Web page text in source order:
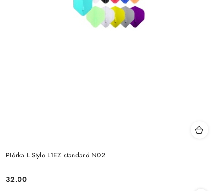
PIórka L-Style L1EZ standard N02
Cena:
32.00